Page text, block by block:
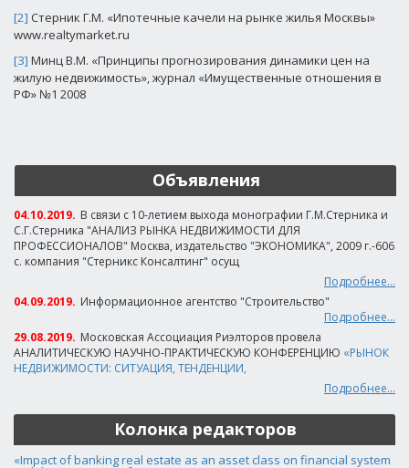
[2] Стерник Г.М. «Ипотечные качели на рынке жилья Москвы»
www.realtymarket.ru
[3] Минц В.М. «Принципы прогнозирования динамики цен на
жилую недвижимость», журнал «Имущественные отношения в
РФ» №1 2008
Объявления
04.10.2019. В связи с 10-летием выхода монографии Г.М.Стерника и
С.Г.Стерника "АНАЛИЗ РЫНКА НЕДВИЖИМОСТИ ДЛЯ
ПРОФЕССИОНАЛОВ" Москва, издательство "ЭКОНОМИКА", 2009 г.-606
с. компания "Стерникс Консалтинг" осущ
Подробнее...
04.09.2019. Информационное агентство "Строительство"
Подробнее...
29.08.2019. Московская Ассоциация Риэлторов провела
АНАЛИТИЧЕСКУЮ НАУЧНО-ПРАКТИЧЕСКУЮ КОНФЕРЕНЦИЮ «РЫНОК
НЕДВИЖИМОСТИ: СИТУАЦИЯ, ТЕНДЕНЦИИ,
Подробнее...
Колонка редакторов
«Impact of banking real estate as an asset class on financial system